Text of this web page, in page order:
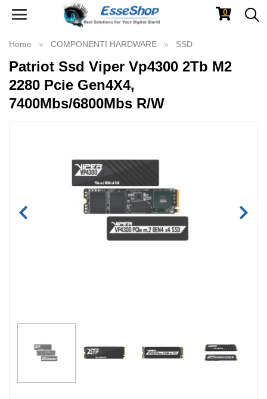
Toggle
0
Home COMPONENTI HARDWARE SSD
Patriot Ssd Viper Vp4300 2Tb M2
2280 Pcie Gen4X4,
7400Mbs/6800Mbs R/W